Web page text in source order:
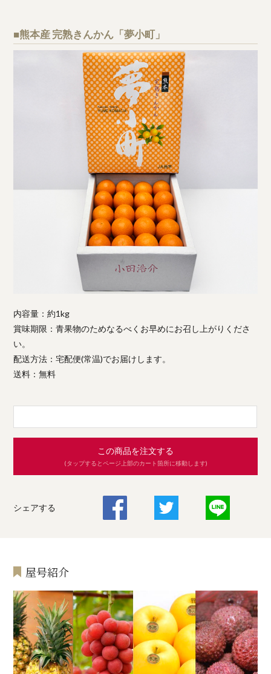
■熊本産 完熟きんかん「夢小町」
内容量：約1kg
賞味期限：青果物のためなるべくお早めにお召し上がりくださ
い。
配送方法：宅配便(常温)でお届けします。
送料：無料
この商品を注文する
(タップするとページ上部のカート箇所に移動します)
シェアする
屋号紹介